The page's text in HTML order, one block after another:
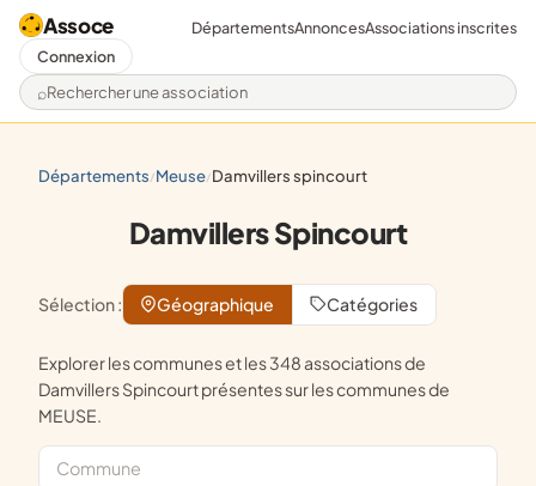
Assoce
Rechercher une association
DépartementsAnnoncesAssociations inscrites
Connexion
départements/ meuse/ damvillers spincourt
Damvillers Spincourt
Sélection : Géographique Catégories
Explorer les communes et les 348 associations de
Damvillers Spincourt présentes sur les communes de
MEUSE.